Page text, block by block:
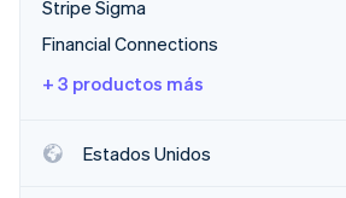
Descubre cómo Stripe
Mirar ahora
Stripe Sigma
Financial Connections
+ 3 productos más
Estados Unidos